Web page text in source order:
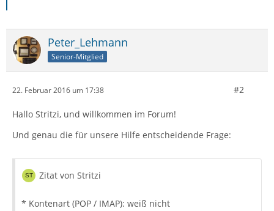
Peter_Lehmann
Senior-Mitglied
22. Februar 2016 um 17:38 #2
Hallo Stritzi, und willkommen im Forum!
Und genau die für unsere Hilfe entscheidende Frage:
Zitat von Stritzi
* Kontenart (POP / IMAP): weiß nicht